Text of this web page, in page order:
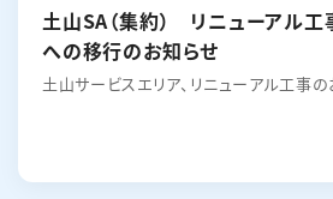
土山SA（集約） リニューアル
への移行のお知らせ
土山サービスエリア、リニューアル工事の